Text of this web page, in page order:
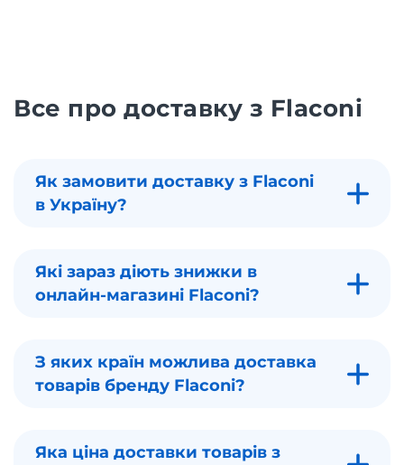
Все про доставку з Flaconi
Як замовити доставку з Flaconi
в Україну?
Які зараз діють знижки в
онлайн-магазині Flaconi?
З яких країн можлива доставка
товарів бренду Flaconi?
Яка ціна доставки товарів з